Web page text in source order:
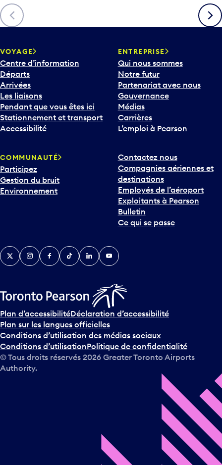
Précédent
VOYAGE
Centre d’information
Départs
Arrivées
Les liaisons
Pendant que vous êtes ici
Stationnement et transport
Accessibilité
ENTREPRISE
Qui nous sommes
Notre futur
Partenariat avec nous
Gouvernance
Médias
Carrières
L’emploi à Pearson
COMMUNAUTÉ
Participez
Gestion du bruit
Environnement
Contactez nous
Compagnies aériennes et
destinations
Employés de l’aéroport
Exploitants à Pearson
Bulletin
Ce qui se passe
TwitterInstagramFacebook
TikTokLinkedInYouTube
Plan d’accessibilitéDéclaration d’accessibilité
Plan sur les langues officielles
Conditions d’utilisation des médias sociaux
Conditions d’utilisationPolitique de confidentialité
© Tous droits réservés 2026 Greater Toronto Airports
Authority.